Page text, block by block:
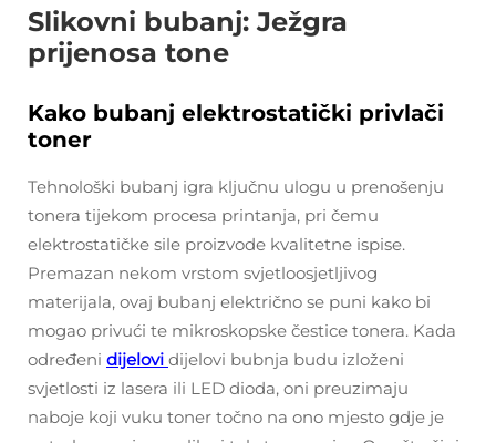
Slikovni bubanj: Ježgra
prijenosa tone
Kako bubanj elektrostatički privlači
toner
Tehnološki bubanj igra ključnu ulogu u prenošenju
tonera tijekom procesa printanja, pri čemu
elektrostatičke sile proizvode kvalitetne ispise.
Premazan nekom vrstom svjetloosjetljivog
materijala, ovaj bubanj električno se puni kako bi
mogao privući te mikroskopske čestice tonera. Kada
određeni dijelovi dijelovi bubnja budu izloženi
svjetlosti iz lasera ili LED dioda, oni preuzimaju
naboje koji vuku toner točno na ono mjesto gdje je